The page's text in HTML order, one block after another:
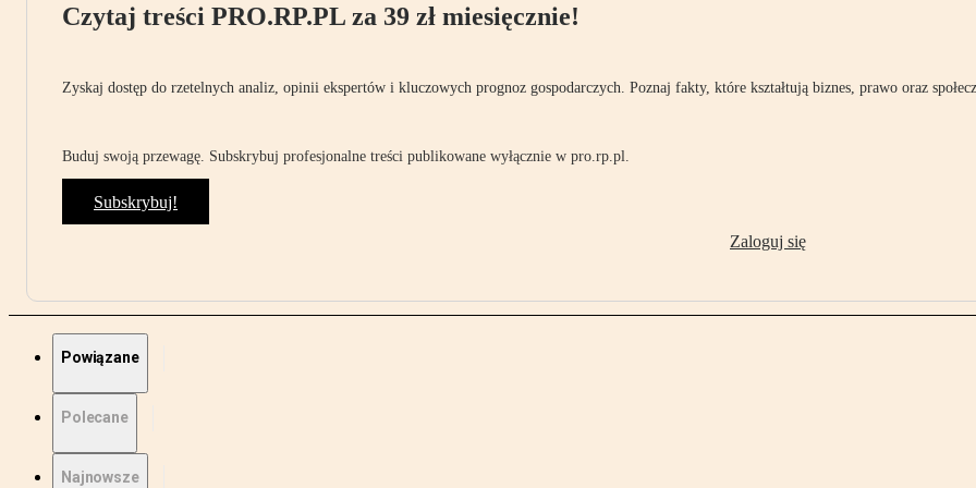
Czytaj treści PRO.RP.PL za 39 zł miesięcznie!
Zyskaj dostęp do rzetelnych analiz, opinii ekspertów i kluczowych prognoz gospodarczych. Poznaj fakty, które kształtują biznes, prawo oraz
Buduj swoją przewagę. Subskrybuj profesjonalne treści publikowane wyłącznie w pro.rp.pl.
Subskrybuj!
Zaloguj się
Powiązane
Polecane
Najnowsze